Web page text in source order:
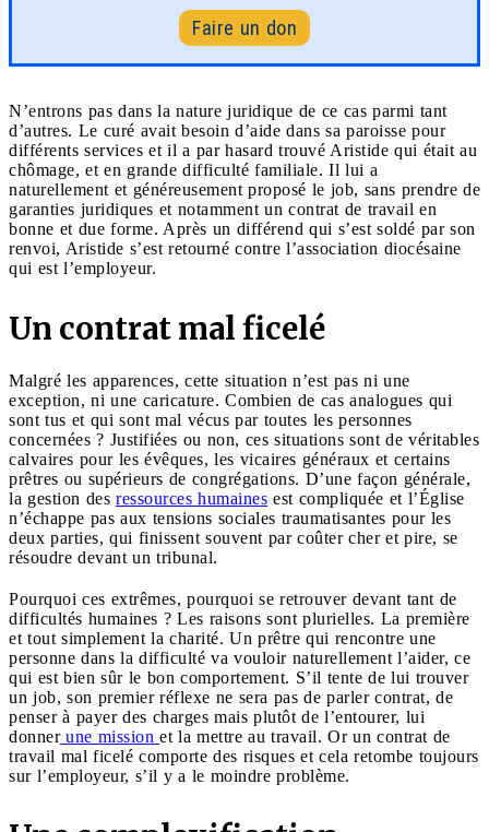
Faire un don
N’entrons pas dans la nature juridique de ce cas parmi tant
d’autres. Le curé avait besoin d’aide dans sa paroisse pour
différents services et il a par hasard trouvé Aristide qui était au
chômage, et en grande difficulté familiale. Il lui a
naturellement et généreusement proposé le job, sans prendre de
garanties juridiques et notamment un contrat de travail en
bonne et due forme. Après un différend qui s’est soldé par son
renvoi, Aristide s’est retourné contre l’association diocésaine
qui est l’employeur.
Un contrat mal ficelé
Malgré les apparences, cette situation n’est pas ni une
exception, ni une caricature. Combien de cas analogues qui
sont tus et qui sont mal vécus par toutes les personnes
concernées ? Justifiées ou non, ces situations sont de véritables
calvaires pour les évêques, les vicaires généraux et certains
prêtres ou supérieurs de congrégations. D’une façon générale,
la gestion des ressources humaines est compliquée et l’Église
n’échappe pas aux tensions sociales traumatisantes pour les
deux parties, qui finissent souvent par coûter cher et pire, se
résoudre devant un tribunal.
Pourquoi ces extrêmes, pourquoi se retrouver devant tant de
difficultés humaines ? Les raisons sont plurielles. La première
et tout simplement la charité. Un prêtre qui rencontre une
personne dans la difficulté va vouloir naturellement l’aider, ce
qui est bien sûr le bon comportement. S’il tente de lui trouver
un job, son premier réflexe ne sera pas de parler contrat, de
penser à payer des charges mais plutôt de l’entourer, lui
donnerune mission et la mettre au travail. Or un contrat de
travail mal ficelé comporte des risques et cela retombe toujours
sur l’employeur, s’il y a le moindre problème.